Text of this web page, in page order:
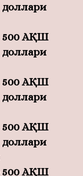
доллари
500 АҚШ
доллари
500 АҚШ
доллари
500 АҚШ
доллари
500 АҚШ